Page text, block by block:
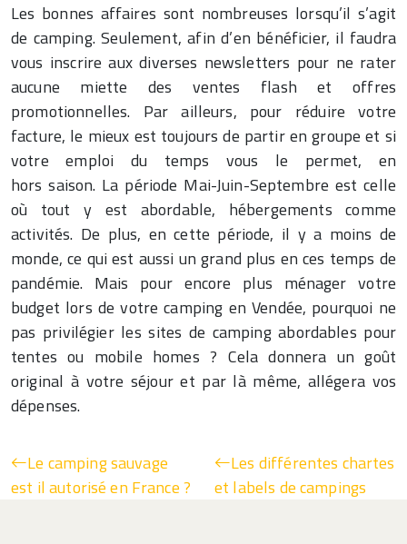
Les bonnes affaires sont nombreuses lorsqu’il s’agit
de camping. Seulement, afin d’en bénéficier, il faudra
vous inscrire aux diverses newsletters pour ne rater
aucune miette des ventes flash et offres
promotionnelles. Par ailleurs, pour réduire votre
facture, le mieux est toujours de partir en groupe et si
votre emploi du temps vous le permet, en
hors saison. La période Mai-Juin-Septembre est celle
où tout y est abordable, hébergements comme
activités. De plus, en cette période, il y a moins de
monde, ce qui est aussi un grand plus en ces temps de
pandémie. Mais pour encore plus ménager votre
budget lors de votre camping en Vendée, pourquoi ne
pas privilégier les sites de camping abordables pour
tentes ou mobile homes ? Cela donnera un goût
original à votre séjour et par là même, allégera vos
dépenses.
Le camping sauvage
est il autorisé en France ?
Les différentes chartes
et labels de campings